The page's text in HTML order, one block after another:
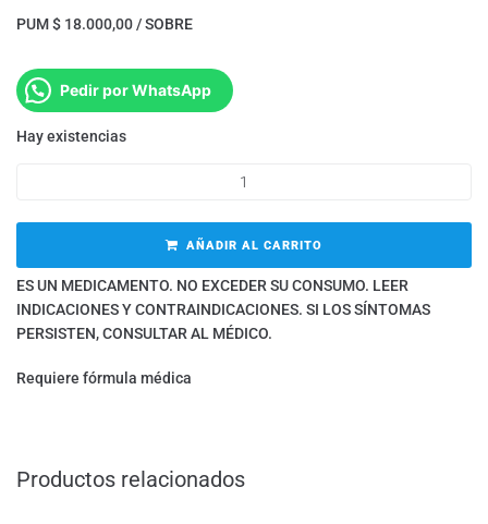
PUM $ 18.000,00 / SOBRE
Pedir por WhatsApp
Hay existencias
AÑADIR AL CARRITO
ES UN MEDICAMENTO. NO EXCEDER SU CONSUMO. LEER
INDICACIONES Y CONTRAINDICACIONES. SI LOS SÍNTOMAS
PERSISTEN, CONSULTAR AL MÉDICO.
Requiere fórmula médica
Productos relacionados